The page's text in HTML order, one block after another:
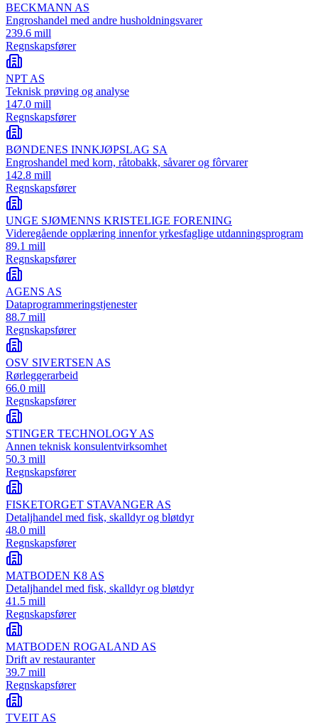
BECKMANN AS
Engroshandel med andre husholdningsvarer
239.6 mill
Regnskapsfører
NPT AS
Teknisk prøving og analyse
147.0 mill
Regnskapsfører
BØNDENES INNKJØPSLAG SA
Engroshandel med korn, råtobakk, såvarer og fôrvarer
142.8 mill
Regnskapsfører
UNGE SJØMENNS KRISTELIGE FORENING
Videregående opplæring innenfor yrkesfaglige utdanningsprogram
89.1 mill
Regnskapsfører
AGENS AS
Dataprogrammeringstjenester
88.7 mill
Regnskapsfører
OSV SIVERTSEN AS
Rørleggerarbeid
66.0 mill
Regnskapsfører
STINGER TECHNOLOGY AS
Annen teknisk konsulentvirksomhet
50.3 mill
Regnskapsfører
FISKETORGET STAVANGER AS
Detaljhandel med fisk, skalldyr og bløtdyr
48.0 mill
Regnskapsfører
MATBODEN K8 AS
Detaljhandel med fisk, skalldyr og bløtdyr
41.5 mill
Regnskapsfører
MATBODEN ROGALAND AS
Drift av restauranter
39.7 mill
Regnskapsfører
TVEIT AS